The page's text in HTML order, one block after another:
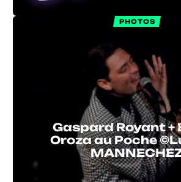
PHOTOS
Gaspard Royant +
Oroza au Poche